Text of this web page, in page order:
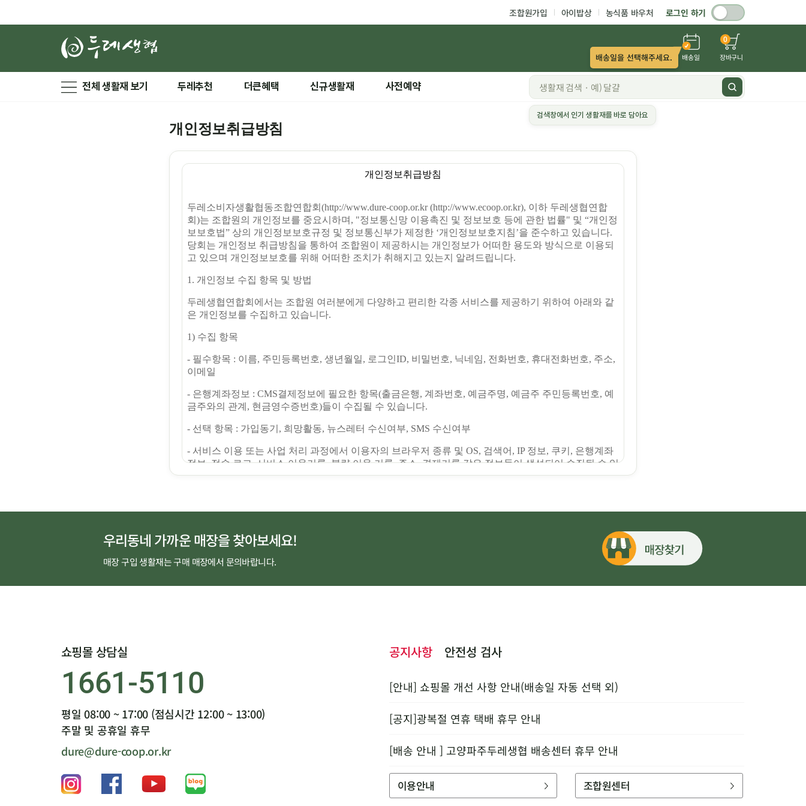
조합원가입 아이밥상 농식품 바우처 로그인 하기
배송일
배송일을 선택해주세요.
0
장바구니
전체 생활재 보기 두레추천 더큰혜택 신규생활재 사전예약
개인정보취급방침
우리동네 가까운 매장을 찾아보세요!
매장 구입 생활재는 구매 매장에서 문의바랍니다.
쇼핑몰 상담실
1661-5110
평일 08:00 ~ 17:00 (점심시간 12:00 ~ 13:00)
주말 및 공휴일 휴무
dure@dure-coop.or.kr
공지사항 안전성 검사
[안내] 쇼핑몰 개선 사항 안내(배송일 자동 선택 외)
[공지]광복절 연휴 택배 휴무 안내
[배송 안내 ] 고양파주두레생협 배송센터 휴무 안내
이용안내 조합원센터
검색창에서 인기 생활재를 바로 담아요